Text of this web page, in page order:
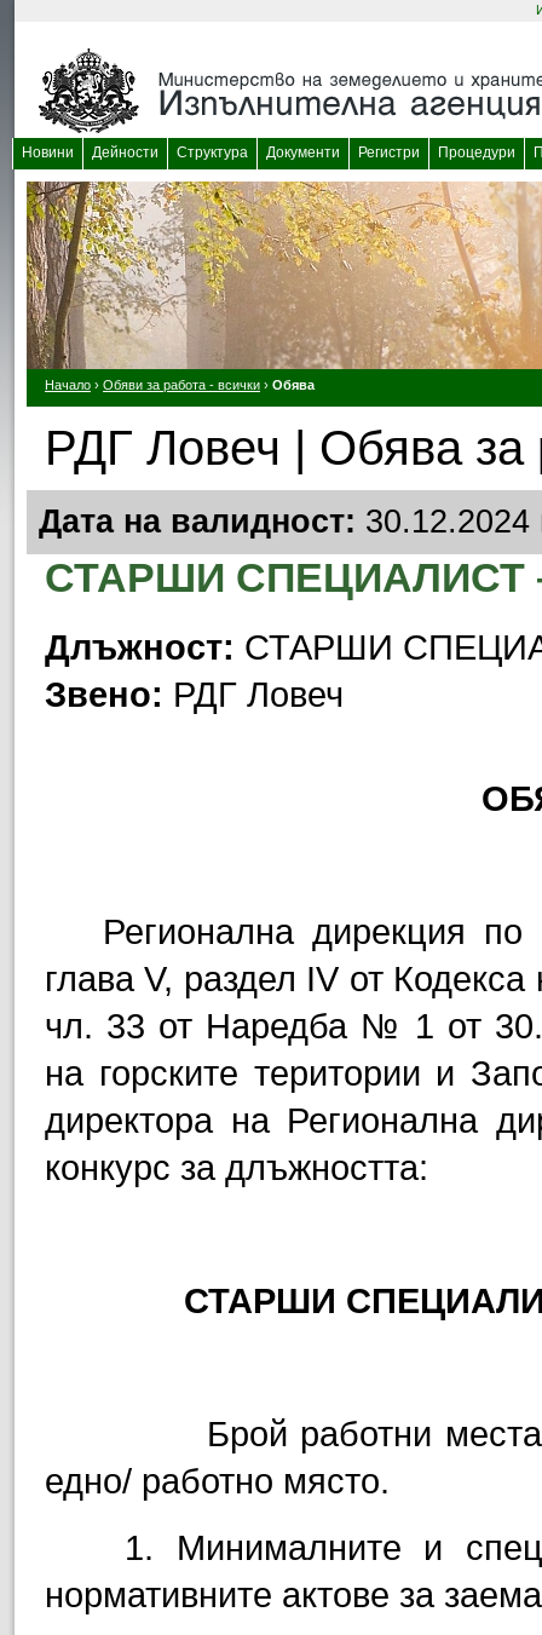
Новини Дейности Структура Документи Регистри Процедури
Начало › Обяви за работа - всички › Обява
РДГ Ловеч | Обява за
Дата на валидност: 30.12.2024
СТАРШИ СПЕЦИАЛИСТ
Длъжност: СТАРШИ
Звено: РДГ Ловеч
Регионална дирекция
глава V, раздел IV от Кодекса
чл. 33 от Наредба № 1 от
на горските територии и
директора на Регионална
конкурс за длъжността:
СТАРШИ
Брой работни
едно/ работно място.
1. Минималните и
нормативните актове за